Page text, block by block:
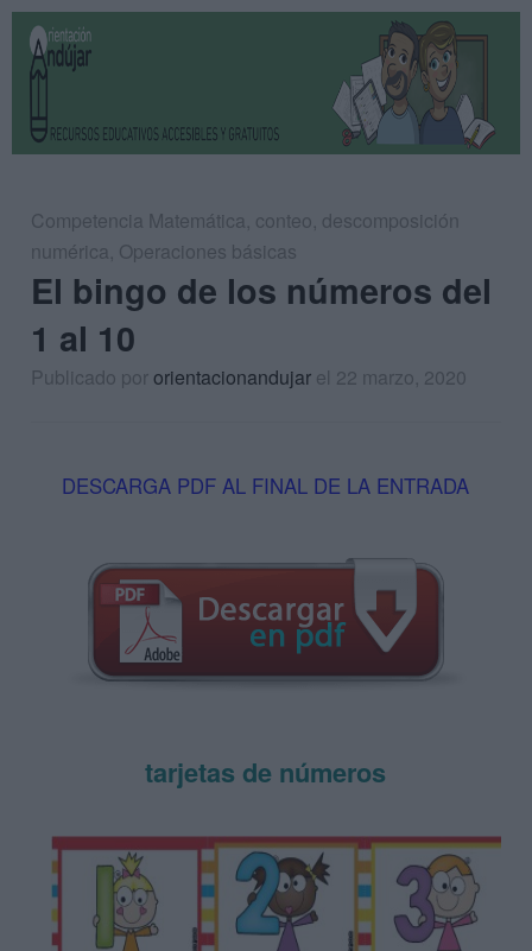
Competencia Matemática, conteo, descomposición
numérica, Operaciones básicas
El bingo de los números del
1 al 10
Publicado pororientacionandujar el 22 marzo, 2020
DESCARGA PDF AL FINAL DE LA ENTRADA
tarjetas de números